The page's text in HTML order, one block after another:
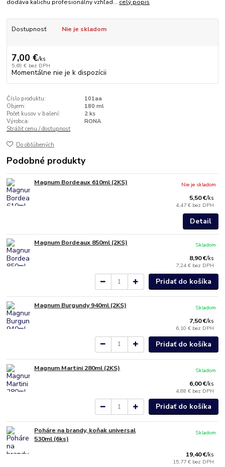
dodáva kalichu profesionálny vzhľad... celý popis
Dostupnosť Nie je skladom
7,00 €/ks
5,69 € bez DPH
Momentálne nie je k dispozícii
Číslo produktu:
101aa
Objem:
180 ml
Počet kusov v balení:
2 ks
Výrobca:
RONA
Strážiť cenu / dostupnosť
Do obľúbených
Podobné produkty
Magnum Bordeaux 610ml (2KS)
5,50 €/ks
4,47 € bez DPH
Nie je skladom
Detail
Magnum Bordeaux 850ml (2KS)
8,90 €/ks
7,24 € bez DPH
Skladom
Pridať do košíka
Magnum Burgundy 940ml (2KS)
7,50 €/ks
6,10 € bez DPH
Skladom
Pridať do košíka
Magnum Martini 280ml (2KS)
6,00 €/ks
4,88 € bez DPH
Skladom
Pridať do košíka
Poháre na brandy, koňak universal
530ml (6ks)
19,40 €/ks
15,77 € bez DPH
Skladom